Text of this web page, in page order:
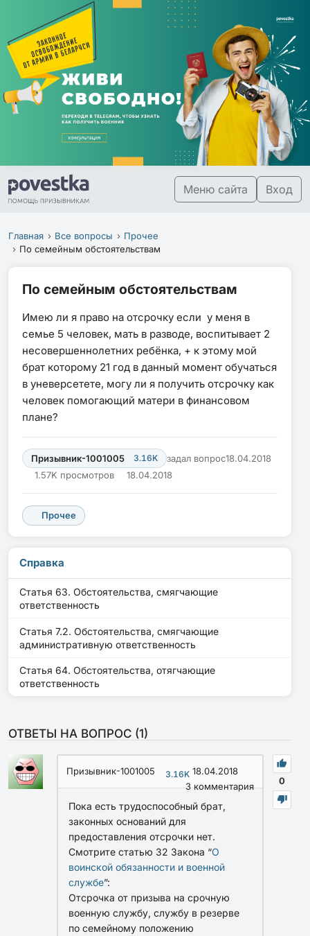
Меню сайта Вход
Главная Все вопросы
Прочее
По семейным обстоятельствам
По семейным обстоятельствам
Имею ли я право на отсрочку если у меня в
семье 5 человек, мать в разводе, воспитывает 2
несовершеннолетних ребёнка, + к этому мой
брат которому 21 год в данный момент обучаться
в уневерсетете, могу ли я получить отсрочку как
человек помогающий матери в финансовом
плане?
Призывник-1001005 3.16K задал вопрос18.04.2018
1.57K просмотров
18.04.2018
Прочее
Справка
Статья 63. Обстоятельства, смягчающие
ответственность
Статья 7.2. Обстоятельства, смягчающие
административную ответственность
Статья 64. Обстоятельства, отягчающие
ответственность
ОТВЕТЫ НА ВОПРОС (1)
0
Призывник-1001005 3.16K 18.04.2018
3комментария
Пока есть трудоспособный брат,
законных оснований для
предоставления отсрочки нет.
Смотрите статью 32 Закона “О
воинской обязанности и военной
службе”:
Отсрочка от призыва на срочную
военную службу, службу в резерве
по семейному положению